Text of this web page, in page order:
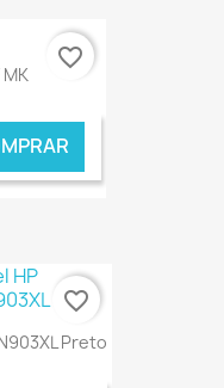
€ ONLINE
€ ONLINE
favorite_border
Preto
favorite_border